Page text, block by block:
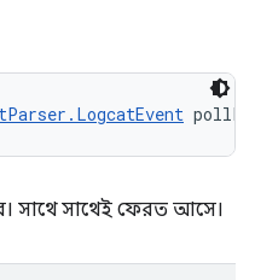
সাথে সাথেই ফেরত আসে।